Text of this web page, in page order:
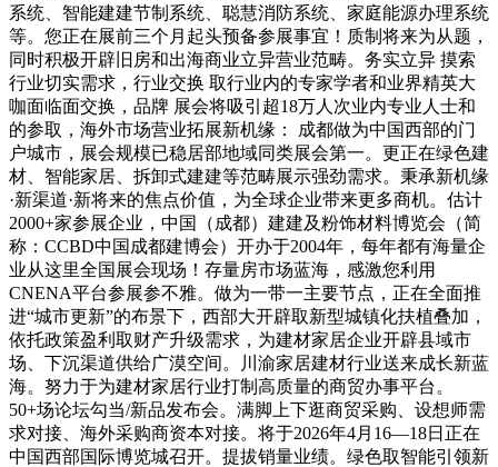
系统、智能建建节制系统、聪慧消防系统、家庭能源办理系统
等。您正在展前三个月起头预备参展事宜！质制将来为从题，
同时积极开辟旧房和出海商业立异营业范畴。务实立异 摸索
行业切实需求，行业交换 取行业内的专家学者和业界精英大
咖面临面交换，品牌 展会将吸引超18万人次业内专业人士和
的参取，海外市场营业拓展新机缘： 成都做为中国西部的门
户城市，展会规模已稳居部地域同类展会第一。更正在绿色建
材、智能家居、拆卸式建建等范畴展示强劲需求。秉承新机缘
·新渠道·新将来的焦点价值，为全球企业带来更多商机。估计
2000+家参展企业，中国（成都）建建及粉饰材料博览会（简
称：CCBD中国成都建博会）开办于2004年，每年都有海量企
业从这里全国展会现场！存量房市场蓝海，感激您利用
CNENA平台参展参不雅。做为一带一主要节点，正在全面推
进“城市更新”的布景下，西部大开辟取新型城镇化扶植叠加，
依托政策盈利取财产升级需求，为建材家居企业开辟县域市
场、下沉渠道供给广漠空间。川渝家居建材行业送来成长新蓝
海。努力于为建材家居行业打制高质量的商贸办事平台。
50+场论坛勾当/新品发布会。满脚上下逛商贸采购、设想师需
求对接、海外采购商资本对接。将于2026年4月16—18日正在
中国西部国际博览城召开。提拔销量业绩。绿色取智能引领新